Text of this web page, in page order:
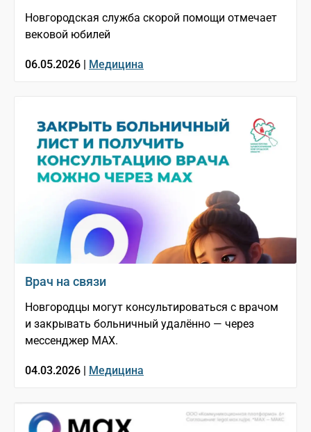
Новгородская служба скорой помощи отмечает
вековой юбилей
06.05.2026 | Медицина
Врач на связи
Новгородцы могут консультироваться с врачом
и закрывать больничный удалённо — через
мессенджер МАХ.
04.03.2026 | Медицина